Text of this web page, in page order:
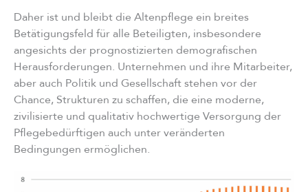
Daher ist und bleibt die Altenpflege ein breites
Betätigungsfeld für alle Beteiligten, insbesondere
angesichts der prognostizierten demografischen
Herausforderungen. Unternehmen und ihre Mitarbeiter,
aber auch Politik und Gesellschaft stehen vor der
Chance, Strukturen zu schaffen, die eine moderne,
zivilisierte und qualitativ hochwertige Versorgung der
Pflegebedürftigen auch unter veränderten
Bedingungen ermöglichen.